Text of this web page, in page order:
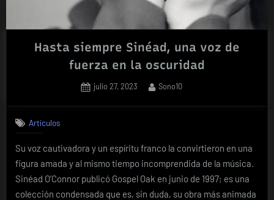
Hasta siempre Sinéad, una voz de
fuerza en la oscuridad
Posted
julio 27, 2023 By
Sono10
Artículos
Su voz cautivadora y un espíritu franco la convirtieron en una
figura amada y al mismo tiempo incomprendida de la música.
Sinéad O’Connor publicó Gospel Oak en junio de 1997; es una
colección condensada que es, sin duda, su obra más animada